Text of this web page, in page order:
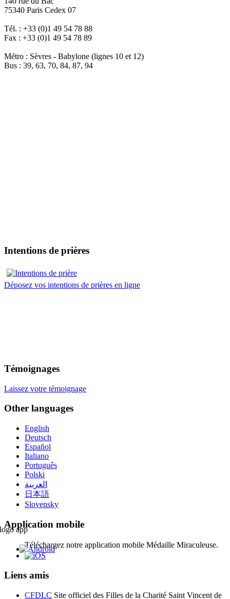
75340 Paris Cedex 07
Tél. : +33 (0)1 49 54 78 88
Fax : +33 (0)1 49 54 78 89
Métro : Sèvres - Babylone (lignes 10 et 12)
Bus : 39, 63, 70, 84, 87, 94
Intentions de prières
Déposez vos intentions de prières en ligne
Témoignages
Laissez votre témoignage
Other languages
English
Deutsch
Español
Italiano
Português
Polski
العربية
日本語
Slovensky
Application mobile
Téléchargez notre application mobile Médaille Miraculeuse.
Liens amis
CFDLC Site officiel des Filles de la Charité Saint Vincent de